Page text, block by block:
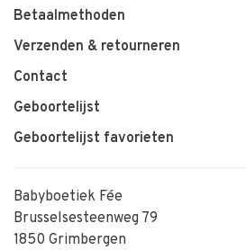
Betaalmethoden
Verzenden & retourneren
Contact
Geboortelijst
Geboortelijst favorieten
Babyboetiek Fée
Brusselsesteenweg 79
1850 Grimbergen